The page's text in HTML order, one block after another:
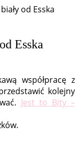
od Esska
Esska
współpracę z
kolejny
Jest to Bity –